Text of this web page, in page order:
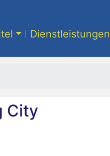
Dienstleistungen
City